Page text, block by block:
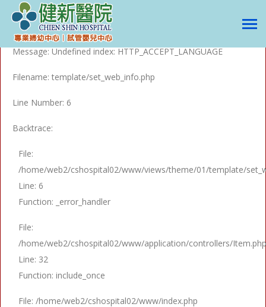
A PHP Error was encountered
Severity: Notice
Message: Undefined index: HTTP_ACCEPT_LANGUAGE
Filename: template/set_web_info.php
Line Number: 6
Backtrace:
File:
/home/web2/cshospital02/www/views/theme/01/template/
Line: 6
Function: _error_handler
File:
/home/web2/cshospital02/www/application/controllers/Item.php
Line: 32
Function: include_once
File: /home/web2/cshospital02/www/index.php